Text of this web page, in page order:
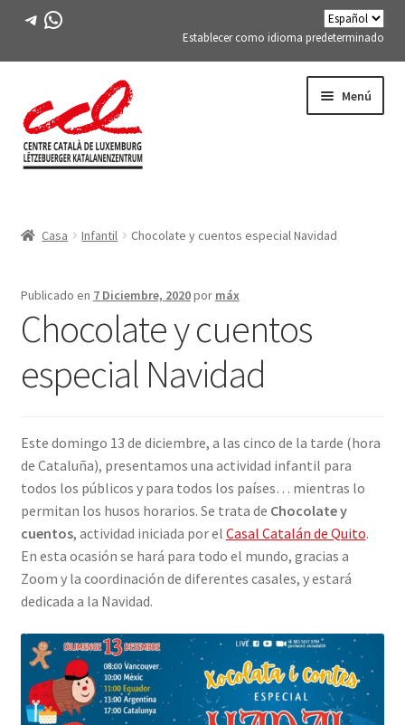
Telegrama
WhatsApp
Establecer como idioma predeterminado
la
navegación
al
contenido
Menú
ACTIVIDADES
CURSOS
MIEMBROS DE FES-TE
LIBRO
INICIAR SESIÓN
Casa Infantil Chocolate y cuentos especial Navidad
Publicado en 7 Diciembre, 2020por máx
Chocolate y cuentos
especial Navidad
Este domingo 13 de diciembre, a las cinco de la tarde (hora
de Cataluña), presentamos una actividad infantil para
todos los públicos y para todos los países… mientras lo
permitan los husos horarios. Se trata de Chocolate y
cuentos, actividad iniciada por el Casal Catalán de Quito.
En esta ocasión se hará para todo el mundo, gracias a
Zoom y la coordinación de diferentes casales, y estará
dedicada a la Navidad.